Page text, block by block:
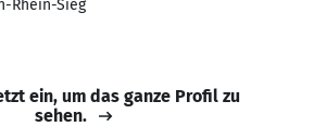
Rhein-Sieg
ein, um das ganze Profil zu
sehen.